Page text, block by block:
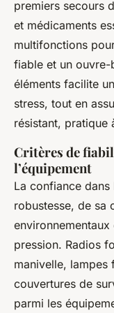
premiers secours
et médicaments
multifonctions
fiable et un ouvre-
éléments facilite
stress, tout en
résistant, pratique
Critères de
l’équipement
La confiance
robustesse, de sa
environnementaux
pression. Radios
manivelle, lampes
couvertures de
parmi les